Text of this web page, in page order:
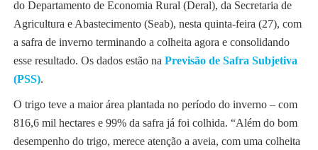
do Departamento de Economia Rural (Deral), da Secretaria de
Agricultura e Abastecimento (Seab), nesta quinta-feira (27), com
a safra de inverno terminando a colheita agora e consolidando
esse resultado. Os dados estão na Previsão de Safra Subjetiva
(PSS).
O trigo teve a maior área plantada no período do inverno – com
816,6 mil hectares e 99% da safra já foi colhida. “Além do bom
desempenho do trigo, merece atenção a aveia, com uma colheita